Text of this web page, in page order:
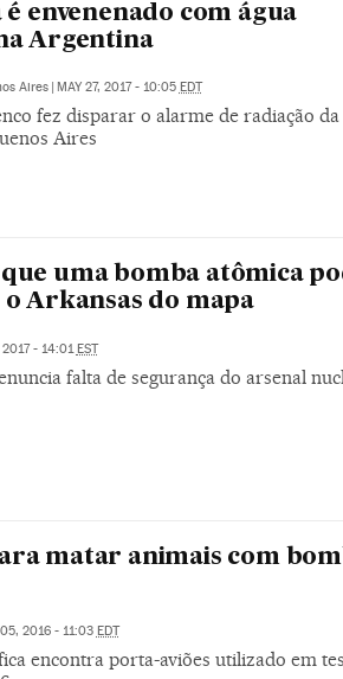
envenenado com água
Argentina
Aires | MAY 27, 2017 - 10:05 EDT
fez disparar o alarme de radiação da
Aires
uma bomba atômica
Arkansas do mapa
2017 - 14:01EST
falta de segurança do arsenal
matar animais com
05, 2016 - 11:03 EDT
encontra porta-aviões utilizado em